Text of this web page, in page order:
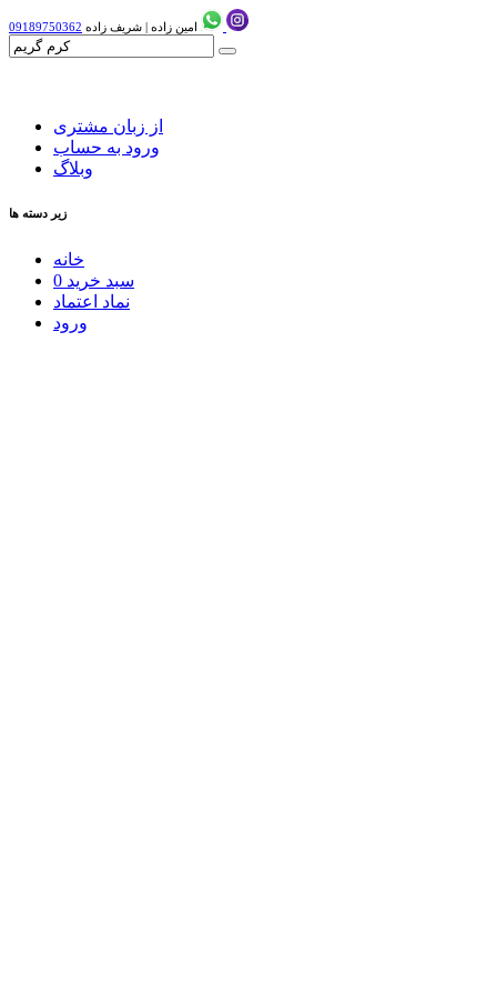
09189750362 امین زاده | شریف زاده
از زبان مشتری
ورود به حساب
وبلاگ
زیر دسته ها
خانه
0 سبد خرید
نماد اعتماد
ورود